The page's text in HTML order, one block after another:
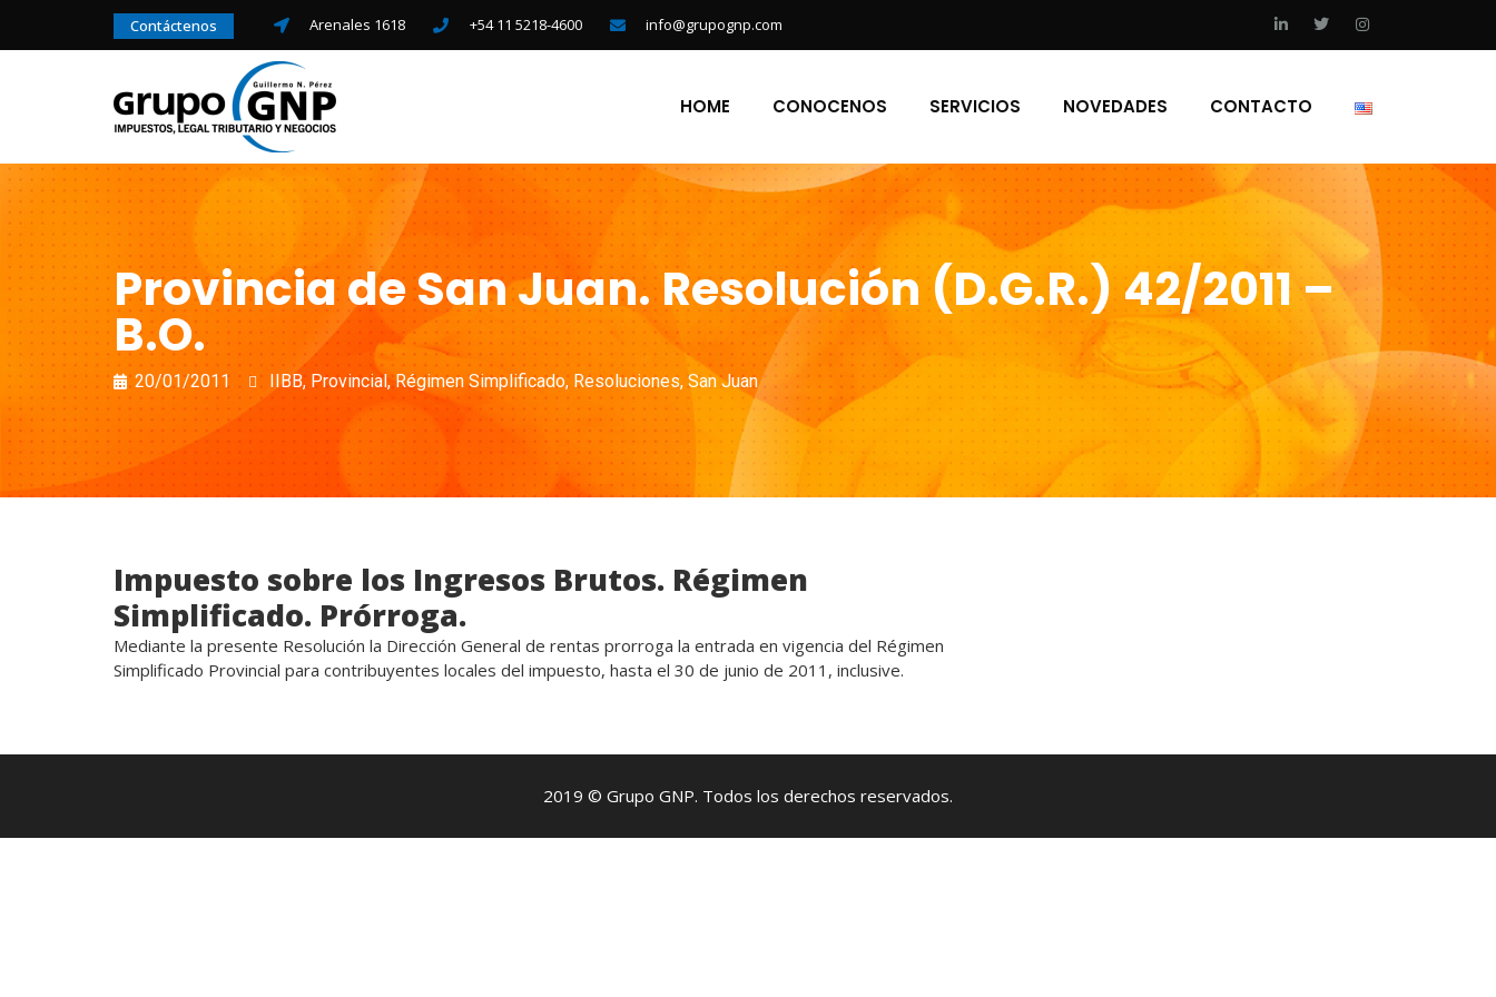
Contáctenos Arenales 1618 +54 11 5218-4600 info@grupognp.com
HOME CONOCENOS SERVICIOS NOVEDADES CONTACTO
Provincia de San Juan. Resolución (D.G.R.) 42/2011 –
B.O.
20/01/2011 IIBB, Provincial,Régimen Simplificado, Resoluciones, San Juan
Impuesto sobre los Ingresos Brutos. Régimen
Simplificado. Prórroga.
Mediante la presente Resolución la Dirección General de rentas prorroga la entrada en vigencia del Régimen
Simplificado Provincial para contribuyentes locales del impuesto, hasta el 30 de junio de 2011, inclusive.
2019 © Grupo GNP. Todos los derechos reservados.